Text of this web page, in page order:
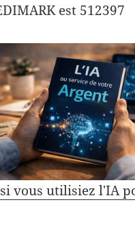
est 512397
vous utilisiez l'IA